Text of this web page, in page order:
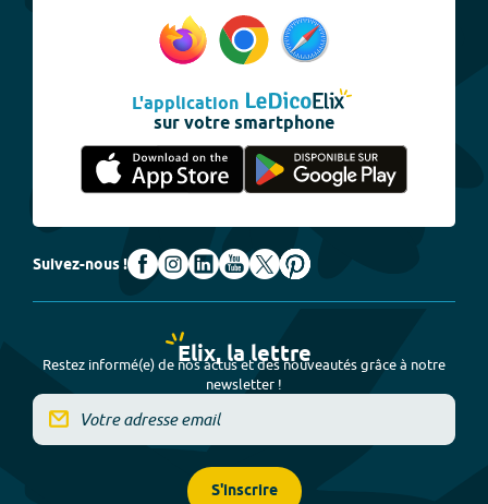
L'application
sur votre smartphone
Suivez-nous !
Elix, la lettre
Restez informé(e) de nos actus et des nouveautés grâce à notre
newsletter !
S'inscrire